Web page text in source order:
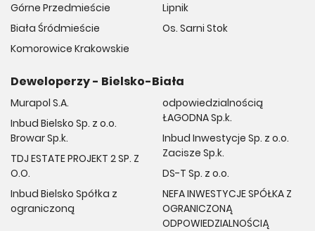
Górne Przedmieście
Biała Śródmieście
Komorowice Krakowskie
Lipnik
Os. Sarni Stok
Deweloperzy - Bielsko-Biała
Murapol S.A.
Inbud Bielsko Sp. z o.o.
Browar Sp.k.
TDJ ESTATE PROJEKT 2 SP. Z
O.O.
Inbud Bielsko Spółka z
ograniczoną
odpowiedzialnością
ŁAGODNA Sp.k.
Inbud Inwestycje Sp. z o.o.
Zacisze Sp.k.
DS-T Sp. z o.o.
NEFA INWESTYCJE SPÓŁKA Z
OGRANICZONĄ
ODPOWIEDZIALNOŚCIĄ